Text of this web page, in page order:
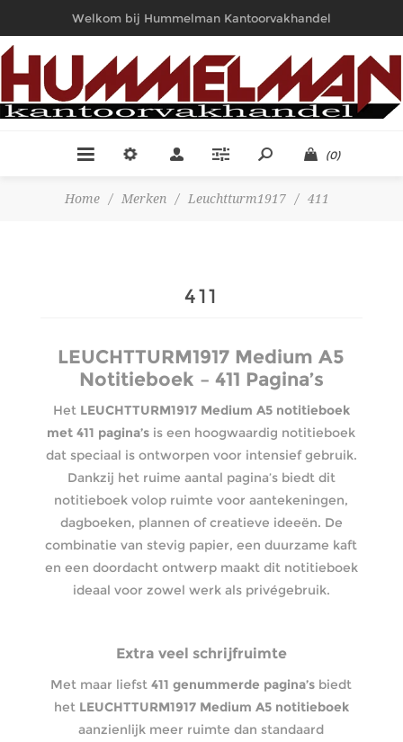
Welkom bij Hummelman Kantoorvakhandel
(0)
Home / Merken / Leuchtturm1917 / 411
411
LEUCHTTURM1917 Medium A5
Notitieboek – 411 Pagina’s
Het LEUCHTTURM1917 Medium A5 notitieboek
met 411 pagina’s is een hoogwaardig notitieboek
dat speciaal is ontworpen voor intensief gebruik.
Dankzij het ruime aantal pagina’s biedt dit
notitieboek volop ruimte voor aantekeningen,
dagboeken, plannen of creatieve ideeën. De
combinatie van stevig papier, een duurzame kaft
en een doordacht ontwerp maakt dit notitieboek
ideaal voor zowel werk als privégebruik.
Extra veel schrijfruimte
Met maar liefst411 genummerde pagina’s biedt
het LEUCHTTURM1917 Medium A5 notitieboek
aanzienlijk meer ruimte dan standaard